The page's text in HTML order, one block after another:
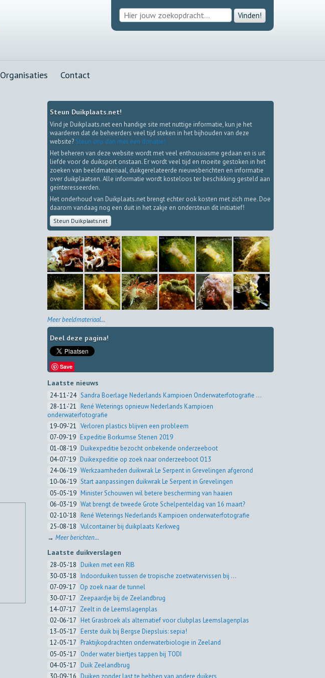
Vinden!
Organisaties Contact
Steun Duikplaats.net!
Vind je Duikplaats.net een handige site met nuttige informatie, kun je het
waarderen dat de beheerders veel tijd steken in het bijhouden van deze
website? Steun ons dan met een donatie!
Het beheren van deze website wordt met veel enthousiasme gedaan en is uit
liefde voor de duiksport onstaan. Er wordt veel tijd en moeite gestoken in het
zoeken van beeldmateriaal, duikgerelateerde nieuwsberichten en informatie
over duikplaatsen. Alle informatie wordt kosteloos ter beschikking gesteld aan
geïnteresseerden.
Het onderhoud van Duikplaats.net brengt echter ook kosten met zich mee. Doe
daarom vandaag nog een duit in het zakje en ondersteun dit initiatief!
Steun Duikplaats.net
Meer beeldmateriaal...
Deel deze pagina!
Save
Laatste nieuws
24-11-'24 Sandra Boerlage Nederlands Kampioen Onderwaterfotografie ...
28-11-'21 René Weterings opnieuw Nederlands Kampioen
onderwaterfotografie
19-09-'21 Verloren plastics blijven een probleem
07-09-'19 Expeditie Borkumse Stenen 2019
01-08-'19 Duikexpeditie bezocht onbekende onderzeeboot
04-07-'19 Duikexpeditie op zoek naar onderzeeboot O13
24-06-'19 Werkzaamheden duikwrak Le Serpent in Grevelingen afgerond
10-06-'19 Start aanpassingen duikwrak Le Serpent in Grevelingen
05-05-'19 Minister Schouwen wil betere bescherming van haaien
06-03-'19 Wat brengt de tweede Grote Schelpenteldag van 16 maart?
02-10-'18 René Weterings Nederlands Kampioen onderwaterfotografie
25-08-'18 Vulcontainer bij duikplaats Kerkweg
→Meer berichten...
Laatste duikverslagen
28-05-'18 Duiken met een RIB
30-03-'18 Indoorduiken tussen de tropische zoetwatervissen bij ...
07-09-'17 Op zoek naar de tunnel
30-07-'17 Zeepaardje bij de Zeelandbrug
14-07-'17 Zeelt in de Leemslagenplas
02-06-'17 Het Grasbroek als alternatief voor clubplas Leemslagenplas
13-05-'17 Eerste duik bij Bergse Diepsluis: sepia!
12-05-'17 Praktijkopdrachten onderwaterbiologie in Zeeland
05-05-'17 Onder water biertjes tappen bij TODI
04-05-'17 Duik Zeelandbrug
30-09-'16 Duiken zonder last te hebben van andere duikers